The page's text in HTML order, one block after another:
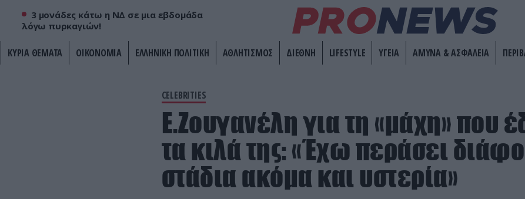
3 μονάδες κάτω η ΝΔ σε μια εβδομάδα
λόγω πυρκαγιών!
ΚΥΡΙΑ ΘΕΜΑΤΑ ΟΙΚΟΝΟΜΙΑ ΕΛΛΗΝΙΚΗ ΠΟΛΙΤΙΚΗ ΑΘΛΗΤΙΣΜΟΣ ΔΙΕΘΝΗ LIFESTYLE ΥΓΕΙΑ ΑΜΥΝΑ & ΑΣΦΑΛΕΙΑ
CELEBRITIES
Ε.Ζουγανέλη για τη «μάχη» που
τα κιλά της: «Έχω περάσει
στάδια ακόμα και υστερία»